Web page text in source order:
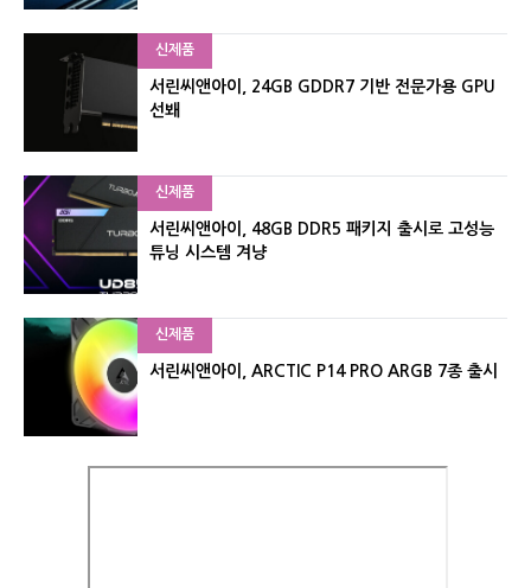
신제품
서린씨앤아이, 24GB GDDR7 기반 전문가용 GPU
선봬
신제품
서린씨앤아이, 48GB DDR5 패키지 출시로 고성능
튜닝 시스템 겨냥
신제품
서린씨앤아이, ARCTIC P14 PRO ARGB 7종 출시